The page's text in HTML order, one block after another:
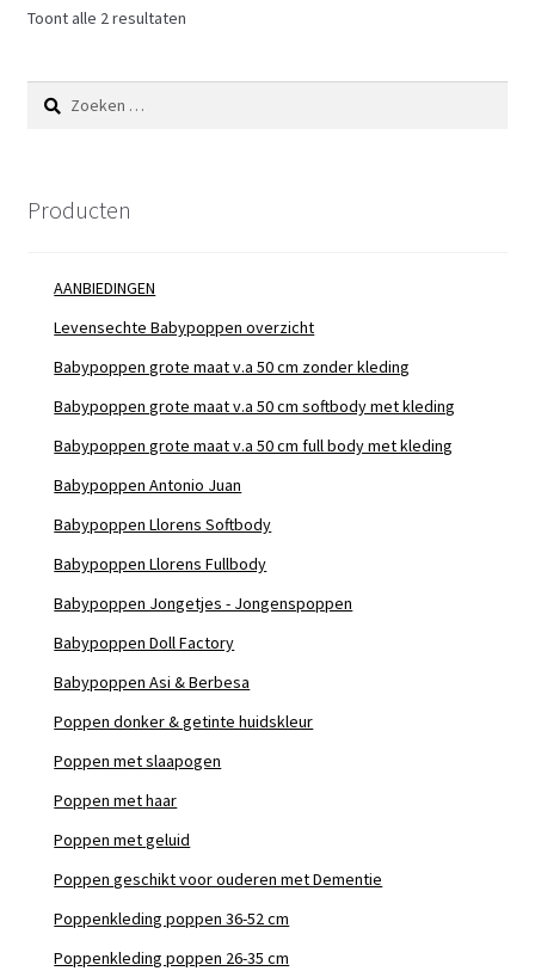
Toont alle 2 resultaten
Zoeken
naar:
Producten
AANBIEDINGEN
Levensechte Babypoppen overzicht
Babypoppen grote maat v.a 50 cm zonder kleding
Babypoppen grote maat v.a 50 cm softbody met kleding
Babypoppen grote maat v.a 50 cm full body met kleding
Babypoppen Antonio Juan
Babypoppen Llorens Softbody
Babypoppen Llorens Fullbody
Babypoppen Jongetjes - Jongenspoppen
Babypoppen Doll Factory
Babypoppen Asi & Berbesa
Poppen donker & getinte huidskleur
Poppen met slaapogen
Poppen met haar
Poppen met geluid
Poppen geschikt voor ouderen met Dementie
Poppenkleding poppen 36-52 cm
Poppenkleding poppen 26-35 cm